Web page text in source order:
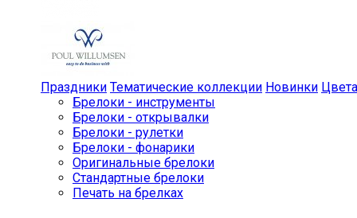
Праздники Тематические коллекции Новинки Цвета
Брелоки - инструменты
Брелоки - открывалки
Брелоки - рулетки
Брелоки - фонарики
Оригинальные брелоки
Стандартные брелоки
Печать на брелках